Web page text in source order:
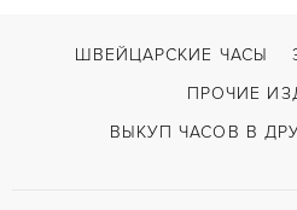
ШВЕЙЦАРСКИЕ ЧАСЫ
ПРОЧИЕ
ВЫКУП ЧАСОВ В